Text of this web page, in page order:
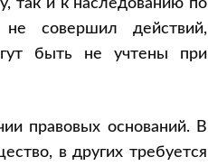
так и к наследованию по
совершил действий,
быть не учтены при
правовых оснований. В
в других требуется